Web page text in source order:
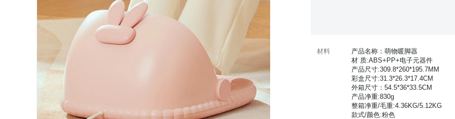
材料
产品名称：萌物暖脚器
材 质:ABS+PP+电子元器件
产品尺寸:309.8*260*195.7MM
彩盒尺寸:31.3*26.3*17.4CM
外箱尺寸：54.5*36*33.5CM
产品净重:830g
整箱净重/毛重:4.36KG/5.12KG
款式/颜色:粉色